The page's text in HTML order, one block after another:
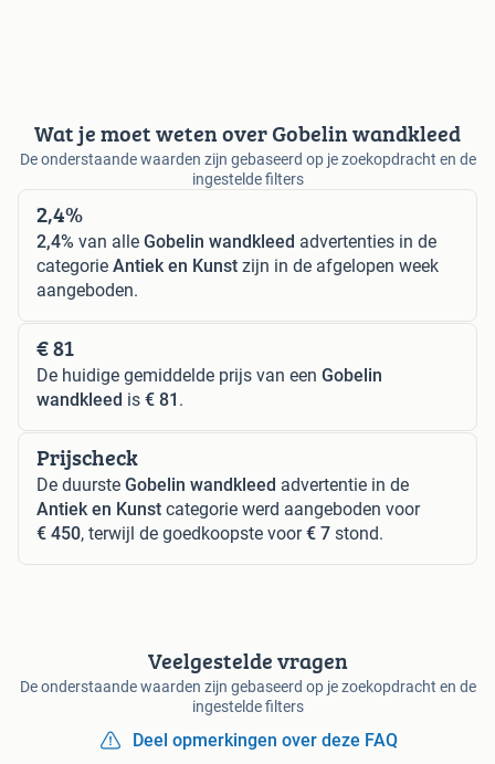
Wat je moet weten over Gobelin wandkleed
De onderstaande waarden zijn gebaseerd op je zoekopdracht en de
ingestelde filters
2,4%
2,4% van alle Gobelin wandkleed advertenties in de
categorie Antiek en Kunst zijn in de afgelopen week
aangeboden.
€ 81
De huidige gemiddelde prijs van een Gobelin
wandkleed is € 81 .
Prijscheck
De duurste Gobelin wandkleed advertentie in de
Antiek en Kunst categorie werd aangeboden voor
€ 450, terwijl de goedkoopste voor€ 7 stond.
Veelgestelde vragen
De onderstaande waarden zijn gebaseerd op je zoekopdracht en de
ingestelde filters
Deel opmerkingen over deze FAQ